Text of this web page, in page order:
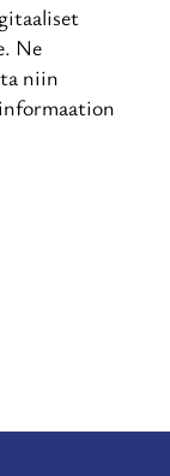
Ne
niin